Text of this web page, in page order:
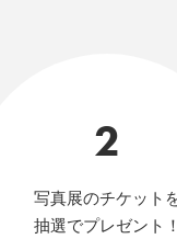
2
写真展のチケット
抽選でプレゼント